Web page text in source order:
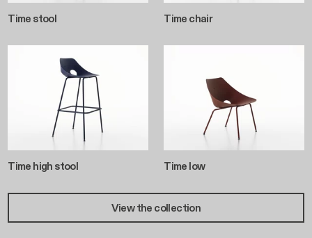
Time stool Time chair
Time high stool Time low
View the collection